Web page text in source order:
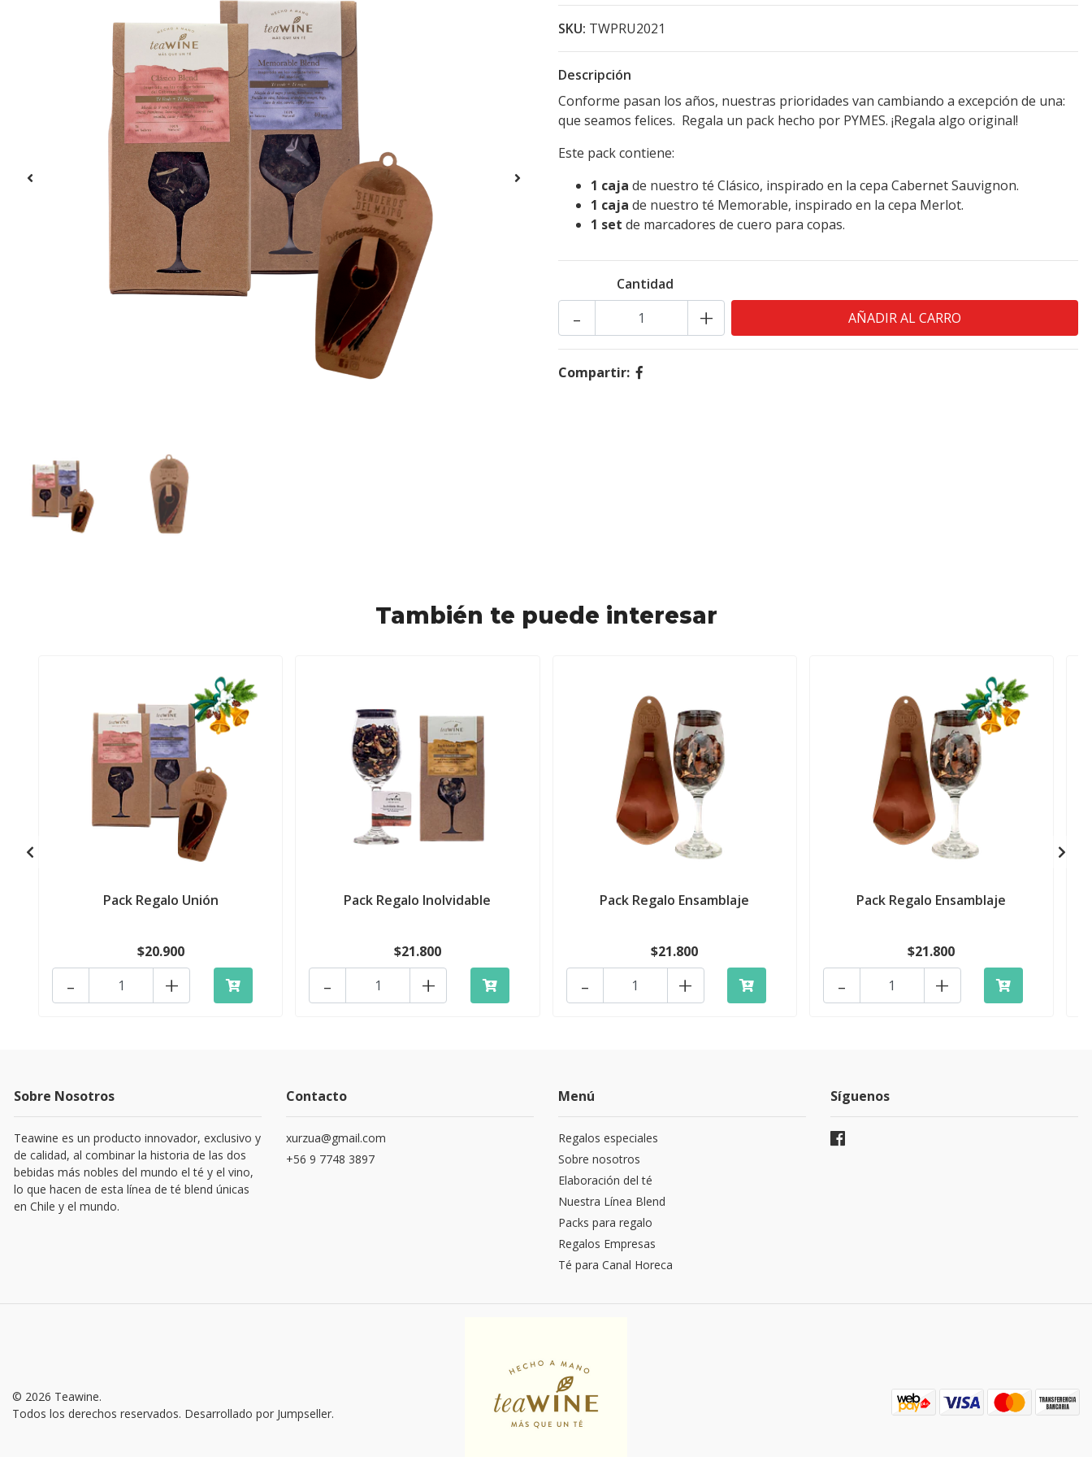
SKU: TWPRU2021
Descripción
Conforme pasan los años, nuestras prioridades van cambiando a excepción de una:
que seamos felices. Regala un pack hecho por PYMES. ¡Regala algo original!
Este pack contiene:
1 caja de nuestro té Clásico, inspirado en la cepa Cabernet Sauvignon.
1 caja de nuestro té Memorable, inspirado en la cepa Merlot.
1 set de marcadores de cuero para copas.
Cantidad
+
-
Compartir:
También te puede interesar
Pack Regalo Unión
$20.900
+
-
Pack Regalo Inolvidable
$21.800
+
-
Pack Regalo Ensamblaje
$21.800
+
-
Pack Regalo Ensamblaje
$21.800
+
-
Sobre Nosotros
Teawine es un producto innovador, exclusivo y
de calidad, al combinar la historia de las dos
bebidas más nobles del mundo el té y el vino,
lo que hacen de esta línea de té blend únicas
en Chile y el mundo.
Contacto
xurzua@gmail.com
+56 9 7748 3897
Menú
Regalos especiales
Sobre nosotros
Elaboración del té
Nuestra Línea Blend
Packs para regalo
Regalos Empresas
Té para Canal Horeca
Síguenos
© 2026 Teawine.
Todos los derechos reservados. Desarrollado por Jumpseller.